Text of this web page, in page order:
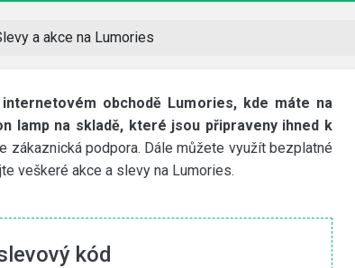
a akce na Lumories
obchodě Lumories, kde máte na
lamp na skladě, které jsou připraveny ihned k
zákaznická podpora. Dále můžete využít bezplatné
veškeré akce a slevy na Lumories.
kód